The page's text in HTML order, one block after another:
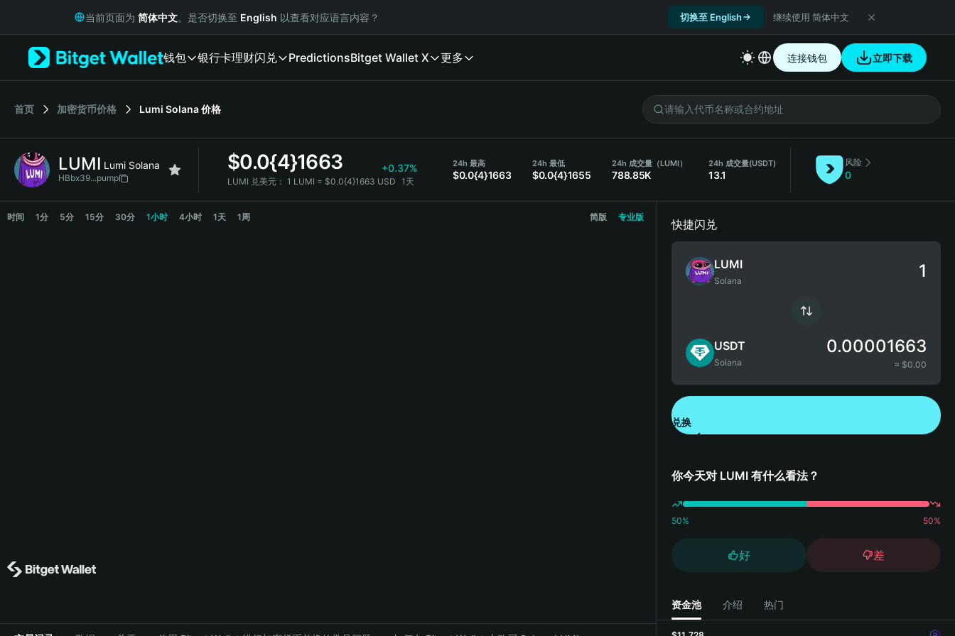
Русский
Italiano
简体中文
繁體中文
Bahasa Indonesia
当前页面为 简体中文。是否切换至 English 以查看对应语言内容？ 切换至 English 继续使用 简体中文
钱包 银行卡理财闪兑 PredictionsBitget Wallet X 更多 连接钱包 立即下载
首页 加密货币价格 Lumi Solana价格
LUMI Lumi Solana
HBbx39...pump
$0.0{4}1663 +0.37%
LUMI 兑美元： 1 LUMI = $0.0{4}1663 USD 1天
24h 最高
$0.0{4}1663
24h 最低
$0.0{4}1655
24h 成交量（LUMI）
788.85K
24h 成交量(USDT)
13.1
风险
0
LUMI 价格走势图
时间 1分 5分 15分 30分 1小时 4小时 1天 1周 简版 专业版
快捷闪兑
LUMI
Solana
USDT
Solana
0.00001663
≈ $0.00
兑换
你今天对 LUMI 有什么看法？
50% 50%
好 差
资金池 介绍 热门